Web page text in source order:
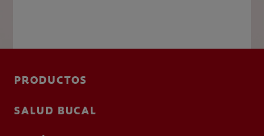
PRODUCTOS
SALUD BUCAL